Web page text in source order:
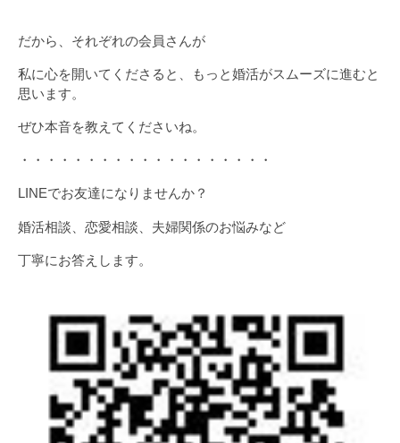
だから、それぞれの会員さんが
私に心を開いてくださると、もっと婚活がスムーズに進むと
思います。
ぜひ本音を教えてくださいね。
・・・・・・・・・・・・・・・・・・・
LINEでお友達になりませんか？
婚活相談、恋愛相談、夫婦関係のお悩みなど
丁寧にお答えします。